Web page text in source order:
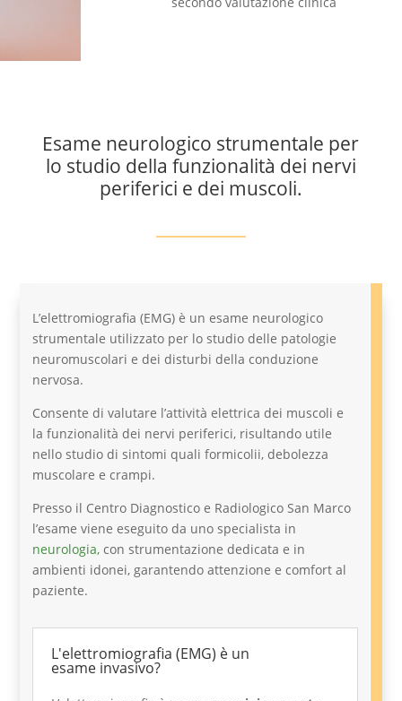
Esame neurologico strumentale per
lo studio della funzionalità dei nervi
periferici e dei muscoli.
L’elettromiografia (EMG) è un esame neurologico
strumentale utilizzato per lo studio delle patologie
neuromuscolari e dei disturbi della conduzione
nervosa.
Consente di valutare l’attività elettrica dei muscoli e
la funzionalità dei nervi periferici, risultando utile
nello studio di sintomi quali formicolii, debolezza
muscolare e crampi.
Presso il Centro Diagnostico e Radiologico San Marco
l’esame viene eseguito da uno specialista in
neurologia,con strumentazione dedicata e in
ambienti idonei, garantendo attenzione e comfort al
paziente.
L'elettromiografia (EMG) è un
esame invasivo?